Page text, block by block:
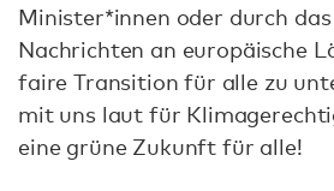
Minister*innen oder durch das
Nachrichten an europäische
faire Transition für alle zu
mit uns laut für
eine grüne Zukunft für alle!